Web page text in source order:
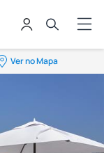
Ver no Mapa